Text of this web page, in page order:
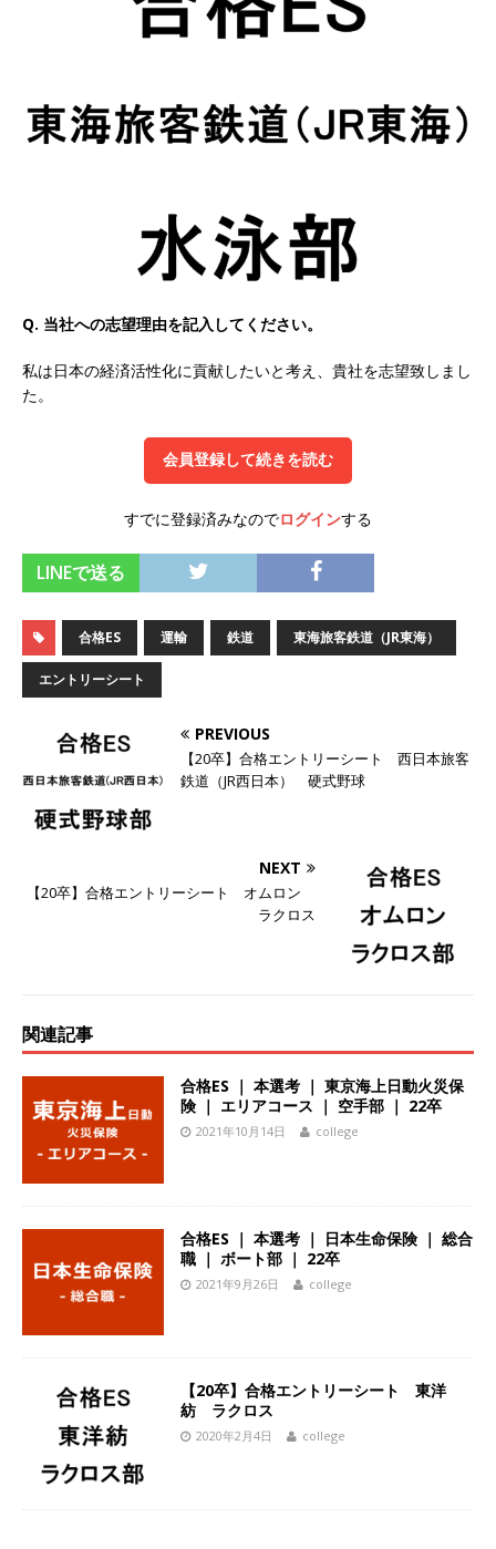
230以上の国・地域で愛される日本屈指のゲーム
体育会積極採用企業
インターン!! 】 M&A仲介業 ｜ 入社2年目の参考
年収1,631万円 ｜ 設立以降連続売上増 ｜ 土日祝
完全休み ｜ プライム上場 ｜ M&A総合研究所
体育会積極採用企業
[ 2026年5月15日 ]
【 28卒 ｜ インターンシップ
グループ企業 ｜ 日本トップレベルの企業へ幅広
いコンサルを行う ｜ スタートアップの成長性×
大手グループとしての安定性バツグン ｜ 年収
オンツ・コンサルティング
業
[ 2026年5月14日 ] 【 28卒 ｜ ES自動合格!! 】 文
50％以上の製品保有!! ｜ 一眼レフ大手メーカー
全てと取引する国内トップシェアのマグネシウム
用企業
[ 2026年5月14日 ] 【 28卒 ｜ 書類選考自動合
格!! 】 需要が伸び続ける安定したリフォーム業界
ーゴー
体育会積極採用企業
[ 2026年5月14日 ] 【 28卒 】 NTTドコモグルー
環境!! ｜ 日本で初めてインターネット広告事業を
始めたパイオニア企業 ｜ CARTA HOLDINGS
療機関向け広告・人材営業 ｜ 未経験からコンサ
Q. 当社への志望理由を記入してください。
私は日本の経済活性化に貢献したいと考え、貴社を志望致しまし
た。
会員登録して続きを読む
すでに登録済みなのでログインする
LINEで送る
合格ES 運輸 鉄道 東海旅客鉄道（JR東海）
エントリーシート
PREVIOUS
【20卒】合格エントリーシート 西日本旅客
鉄道（JR西日本） 硬式野球
NEXT
【20卒】合格エントリーシート オムロン
ラクロス
関連記事
合格ES ｜ 本選考 ｜ 東京海上日動火災保
険 ｜ エリアコース ｜ 空手部 ｜ 22卒
2021年10月14日 college
合格ES ｜ 本選考 ｜ 日本生命保険 ｜ 総合
職 ｜ ボート部 ｜ 22卒
2021年9月26日 college
【20卒】合格エントリーシート 東洋
紡 ラクロス
2020年2月4日 college